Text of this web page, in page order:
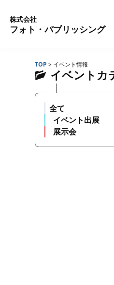
株式会社
フォト・パブリッシング
TOP > イベント情報
イベントカ
全て
イベント出展
展示会